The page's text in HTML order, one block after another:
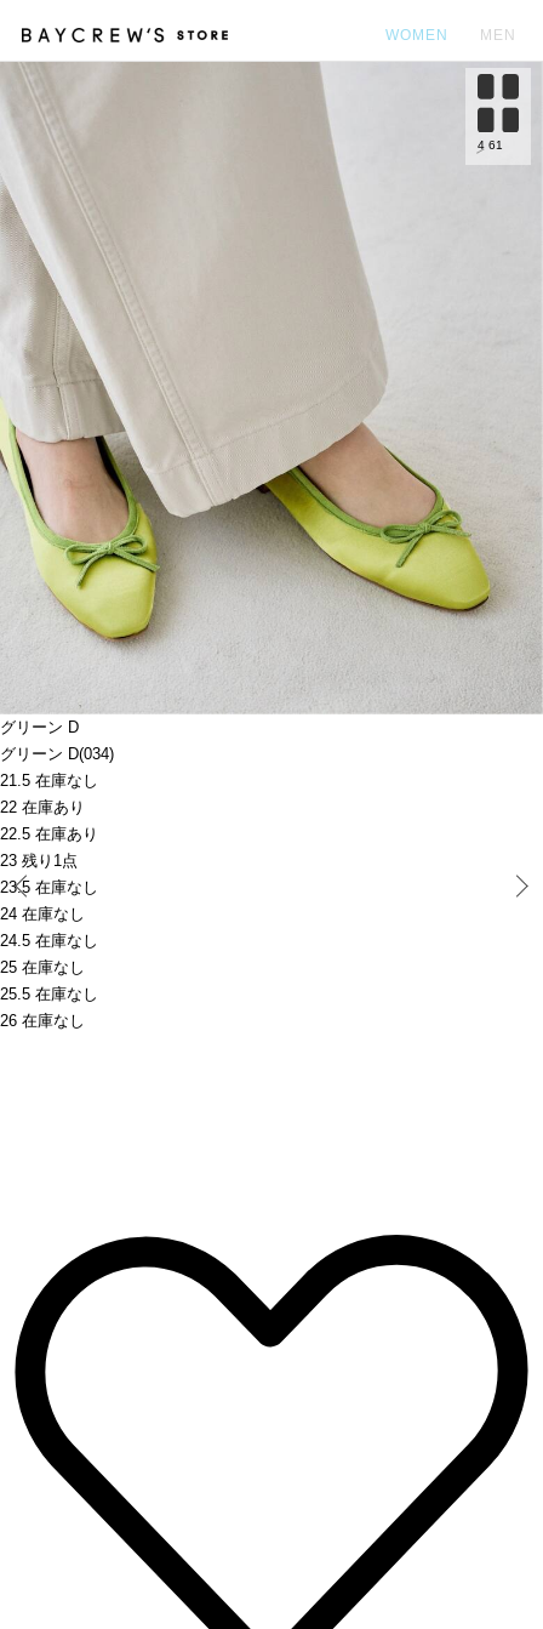
WOMEN MEN
グリーン D
グリーン D(034)
21.5 在庫なし
22 在庫あり
22.5 在庫あり
23 残り1点
23.5 在庫なし
24 在庫なし
24.5 在庫なし
25 在庫なし
25.5 在庫なし
26 在庫なし
Prev
4 61